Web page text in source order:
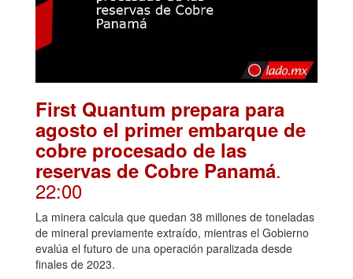
First Quantum prepara para
agosto el primer embarque de
cobre procesado de las
reservas de Cobre Panamá.
22:00
La minera calcula que quedan 38 millones de toneladas
de mineral previamente extraído, mientras el Gobierno
evalúa el futuro de una operación paralizada desde
finales de 2023.